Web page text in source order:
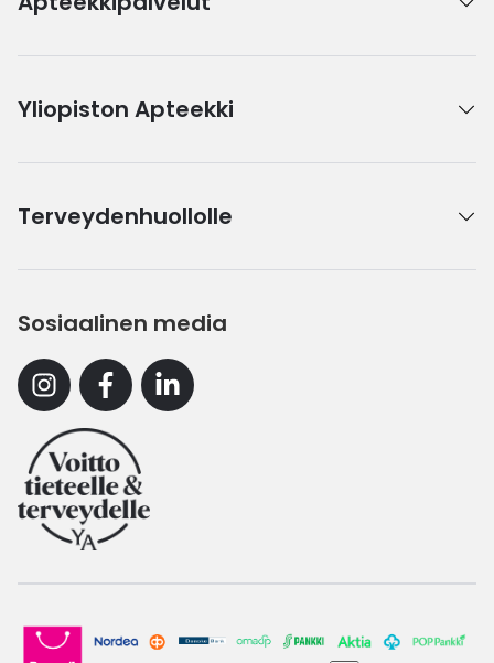
Yliopiston Apteekki
Terveydenhuollolle
Sosiaalinen media
InstagramFacebookLinkedin